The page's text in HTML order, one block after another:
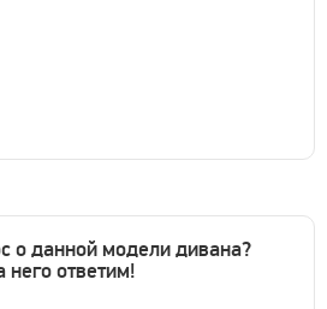
о данной модели дивана?
него ответим!